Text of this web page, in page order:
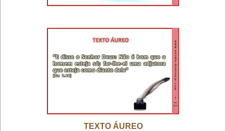
TEXTO ÁUREO